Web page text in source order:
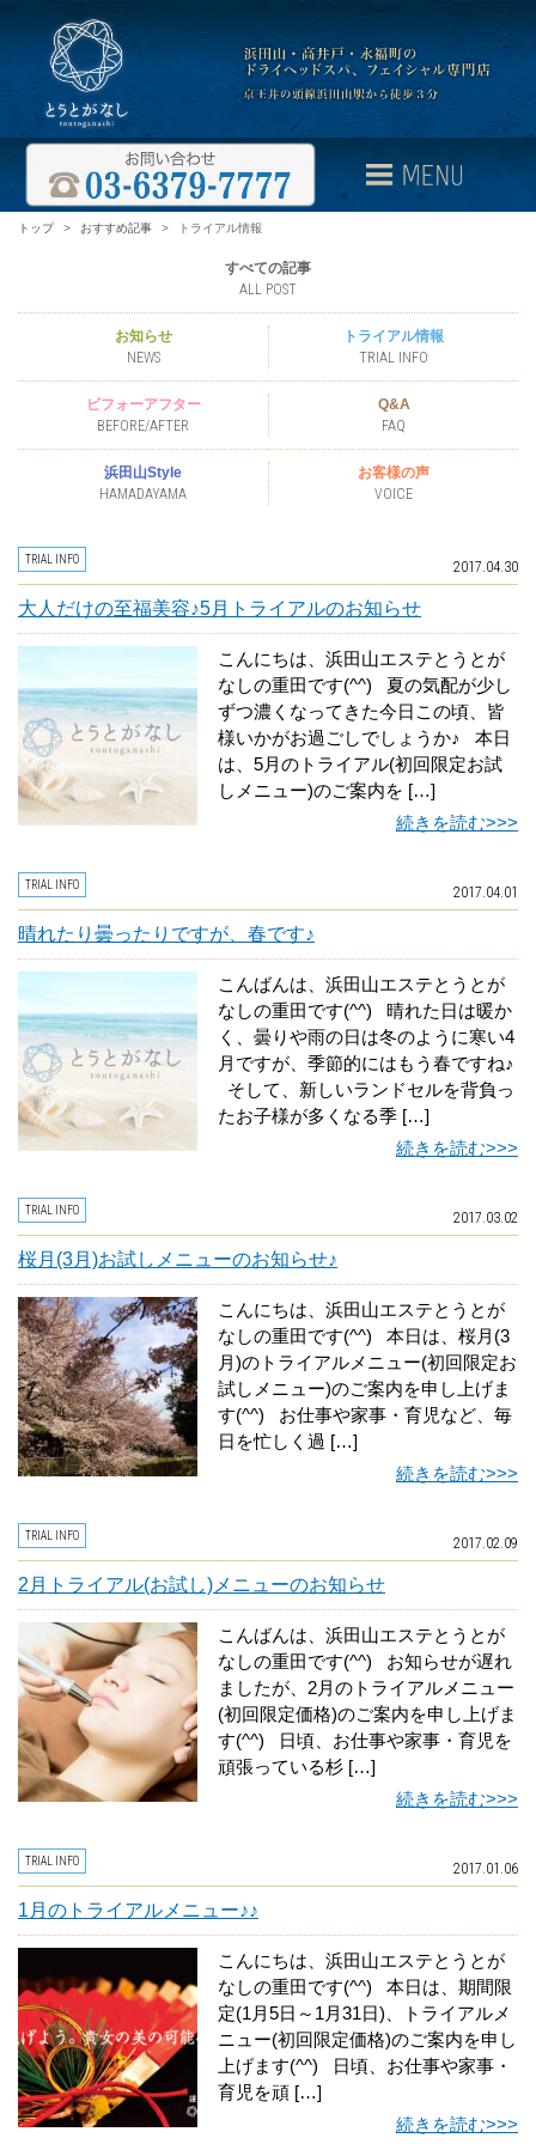
トップ > おすすめ記事 > トライアル情報
すべての記事
ALL POST
お知らせ
NEWS
トライアル情報
TRIAL INFO
ビフォーアフター
BEFORE/AFTER
Q&A
FAQ
浜田山Style
HAMADAYAMA
お客様の声
VOICE
TRIAL INFO 2017.04.30
大人だけの至福美容♪5月トライアルのお知らせ
こんにちは、浜田山エステとうとが
なしの重田です(^^) 夏の気配が少し
ずつ濃くなってきた今日この頃、皆
様いかがお過ごしでしょうか♪ 本日
は、5月のトライアル(初回限定お試
しメニュー)のご案内を […]
続きを読む>>>
TRIAL INFO 2017.04.01
晴れたり曇ったりですが、春です♪
こんばんは、浜田山エステとうとが
なしの重田です(^^) 晴れた日は暖か
く、曇りや雨の日は冬のように寒い4
月ですが、季節的にはもう春ですね♪
そして、新しいランドセルを背負っ
たお子様が多くなる季 […]
続きを読む>>>
TRIAL INFO 2017.03.02
桜月(3月)お試しメニューのお知らせ♪
こんにちは、浜田山エステとうとが
なしの重田です(^^) 本日は、桜月(3
月)のトライアルメニュー(初回限定お
試しメニュー)のご案内を申し上げま
す(^^) お仕事や家事・育児など、毎
日を忙しく過 […]
続きを読む>>>
TRIAL INFO 2017.02.09
2月トライアル(お試し)メニューのお知らせ
こんばんは、浜田山エステとうとが
なしの重田です(^^) お知らせが遅れ
ましたが、2月のトライアルメニュー
(初回限定価格)のご案内を申し上げま
す(^^) 日頃、お仕事や家事・育児を
頑張っている杉 […]
続きを読む>>>
TRIAL INFO 2017.01.06
1月のトライアルメニュー♪♪
こんにちは、浜田山エステとうとが
なしの重田です(^^) 本日は、期間限
定(1月5日～1月31日)、トライアルメ
ニュー(初回限定価格)のご案内を申し
上げます(^^) 日頃、お仕事や家事・
育児を頑 […]
続きを読む>>>